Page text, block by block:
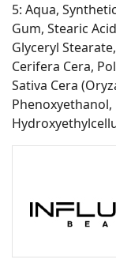
5: Aqua,
Gum, Stearic
Glyceryl
Cerifera Cera,
Sativa Cera